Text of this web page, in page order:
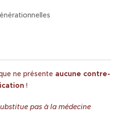
ne présente aucune contre-
!
pas à la médecine